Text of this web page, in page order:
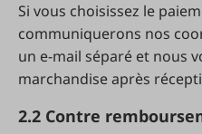
Si vous choisissez le
communiquerons nos
un e-mail séparé et nous
marchandise après
2.2 Contre